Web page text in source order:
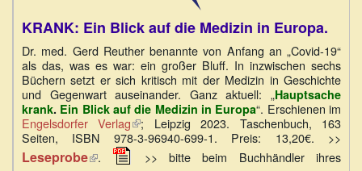
KRANK: Ein Blick auf die Medizin in Europa.
Dr. med. Gerd Reuther benannte von Anfang an „Covid-19“
als das, was es war: ein großer Bluff. In inzwischen sechs
Büchern setzt er sich kritisch mit der Medizin in Geschichte
und Gegenwart auseinander. Ganz aktuell: „Hauptsache
krank. Ein Blick auf die Medizin in Europa“. Erschienen im
Engelsdorfer Verlag(Link
ist
extern)
; Leipzig 2023. Taschenbuch, 163
Seiten, ISBN 978-3-96940-699-1. Preis: 13,20€. >>
Leseprobe(Link
.
>> bitte beim Buchhändler ihres